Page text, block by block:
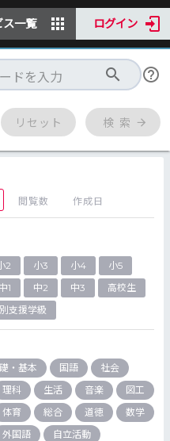
ス一覧 ログイン
リセット 検 索
閲覧数 作成日
2 小3 小4
小5
中1 中2 中3
高校生
支援学級
・基本
国語
社会
理科 生活 音楽
図工
体育 総合 道徳
数学
外国語 自立活動